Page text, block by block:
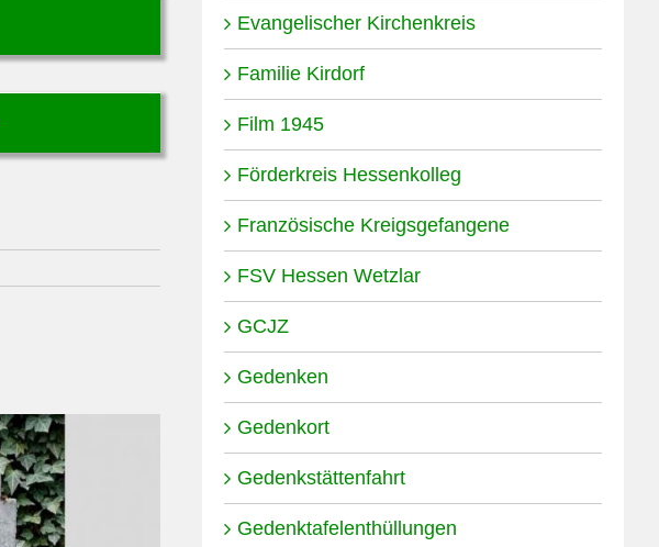
Evangelischer Kirchenkreis
Familie Kirdorf
Film 1945
Förderkreis Hessenkolleg
Französische Kreigsgefangene
FSV Hessen Wetzlar
GCJZ
Gedenken
Gedenkort
Gedenkstättenfahrt
Gedenktafelenthüllungen